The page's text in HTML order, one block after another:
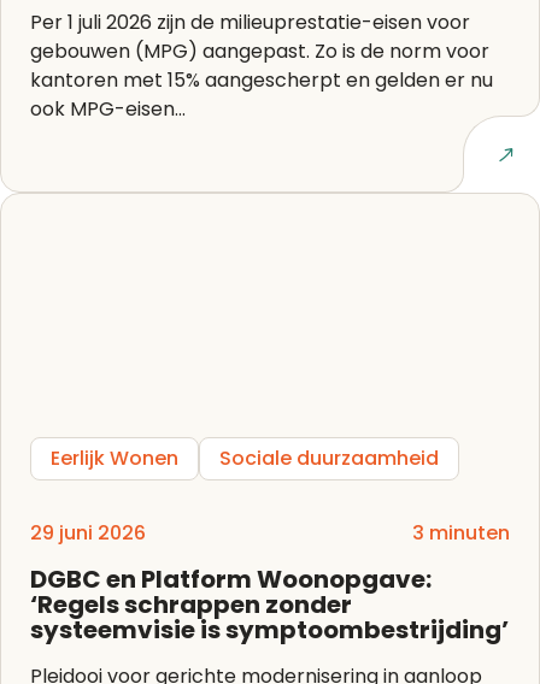
Per 1 juli 2026 zijn de milieuprestatie-eisen voor
gebouwen (MPG) aangepast. Zo is de norm voor
kantoren met 15% aangescherpt en gelden er nu
ook MPG-eisen...
Lees artikel
Eerlijk Wonen Sociale duurzaamheid
29 juni 2026 3 minuten
DGBC en Platform Woonopgave:
‘Regels schrappen zonder
systeemvisie is symptoombestrijding’
Pleidooi voor gerichte modernisering in aanloop